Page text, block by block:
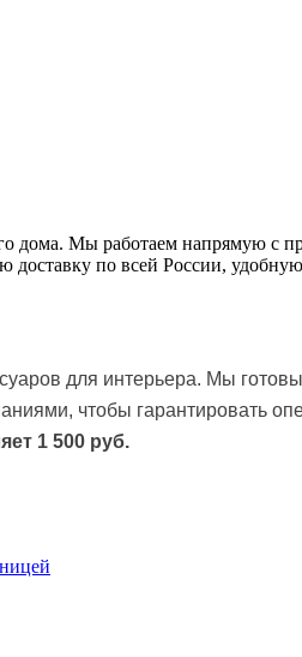
дома. Мы работаем напрямую с
доставку по всей России,
для интерьера. Мы
чтобы гарантировать
1 500 руб.